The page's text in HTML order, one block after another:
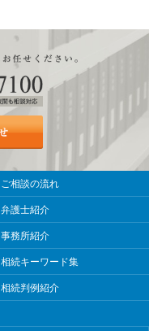
ご相談の流れ
弁護士紹介
事務所紹介
相続キーワード集
相続判例紹介